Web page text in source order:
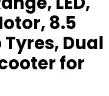
8.5
Dual
for